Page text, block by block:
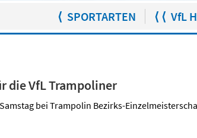
⟨ SPORTARTEN ⟨ ⟨ VfL
die VfL Trampoliner
bei Trampolin Bezirks-